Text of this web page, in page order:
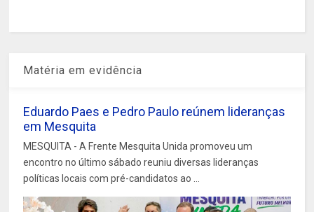
Matéria em evidência
Eduardo Paes e Pedro Paulo reúnem lideranças
em Mesquita
MESQUITA - A Frente Mesquita Unida promoveu um
encontro no último sábado reuniu diversas lideranças
políticas locais com pré-candidatos ao ...